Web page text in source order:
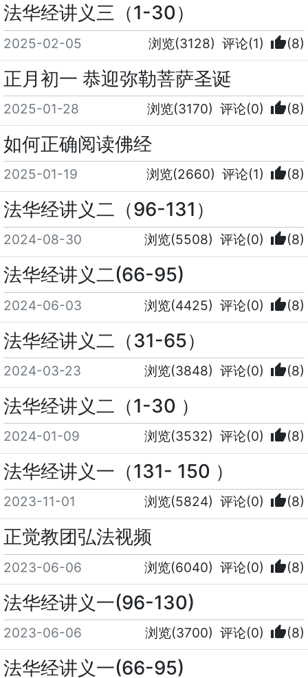
法华经讲义三（1-30）
2025-02-05 浏览(3128) 评论(1) thumb_up(8)
正月初一 恭迎弥勒菩萨圣诞
2025-01-28 浏览(3170) 评论(0) thumb_up(8)
如何正确阅读佛经
2025-01-19 浏览(2660) 评论(1) thumb_up(8)
法华经讲义二（96-131）
2024-08-30 浏览(5508) 评论(0) thumb_up(8)
法华经讲义二(66-95)
2024-06-03 浏览(4425) 评论(0) thumb_up(8)
法华经讲义二（31-65）
2024-03-23 浏览(3848) 评论(0) thumb_up(8)
法华经讲义二（1-30 ）
2024-01-09 浏览(3532) 评论(0) thumb_up(8)
法华经讲义一（131- 150 ）
2023-11-01 浏览(5824) 评论(0) thumb_up(8)
正觉教团弘法视频
2023-06-06 浏览(6040) 评论(0) thumb_up(8)
法华经讲义一(96-130)
2023-06-06 浏览(3700) 评论(0) thumb_up(8)
法华经讲义一(66-95)